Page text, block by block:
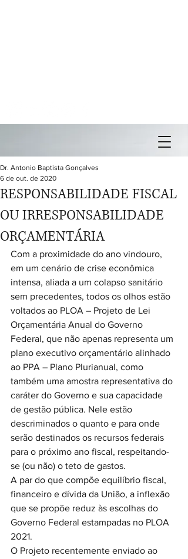
RESPONSABILIDADE FISCAL
OU IRRESPONSABILIDADE
ORÇAMENTÁRIA
Dr. Antonio Baptista Gonçalves
6 de out. de 2020
Com a proximidade do ano vindouro,
em um cenário de crise econômica
intensa, aliada a um colapso sanitário
sem precedentes, todos os olhos estão
voltados ao PLOA – Projeto de Lei
Orçamentária Anual do Governo
Federal, que não apenas representa um
plano executivo orçamentário alinhado
ao PPA – Plano Plurianual, como
também uma amostra representativa do
caráter do Governo e sua capacidade
de gestão pública. Nele estão
descriminados o quanto e para onde
serão destinados os recursos federais
para o próximo ano fiscal, respeitando-
se (ou não) o teto de gastos.
A par do que compõe equilíbrio fiscal,
financeiro e dívida da União, a inflexão
que se propõe reduz às escolhas do
Governo Federal estampadas no PLOA
2021.
O Projeto recentemente enviado ao